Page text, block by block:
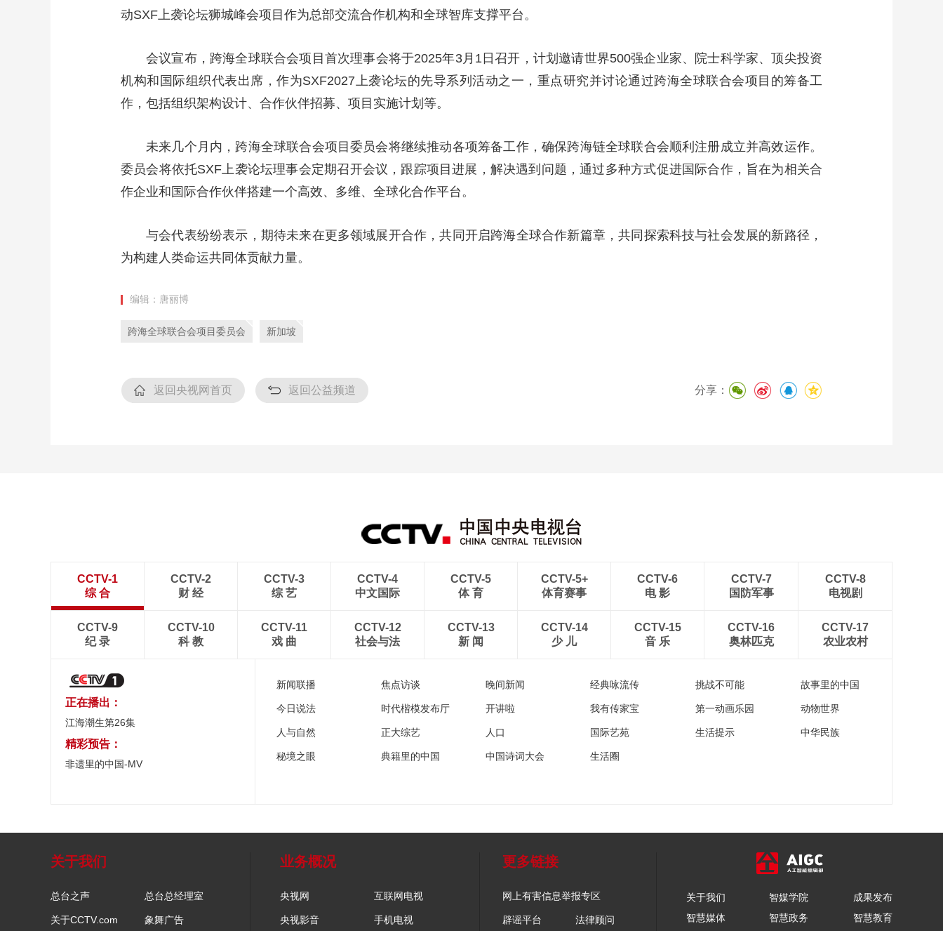
动SXF上袭论坛狮城峰会项目作为总部交流合作机构和全球智库支撑平台。
会议宣布，跨海全球联合会项目首次理事会将于2025年3月1日召开，计划邀请世界500强企业家、院士科学家、顶尖投资
机构和国际组织代表出席，作为SXF2027上袭论坛的先导系列活动之一，重点研究并讨论通过跨海全球联合会项目的筹备工
作，包括组织架构设计、合作伙伴招募、项目实施计划等。
未来几个月内，跨海全球联合会项目委员会将继续推动各项筹备工作，确保跨海链全球联合会顺利注册成立并高效运作。
委员会将依托SXF上袭论坛理事会定期召开会议，跟踪项目进展，解决遇到问题，通过多种方式促进国际合作，旨在为相关合
作企业和国际合作伙伴搭建一个高效、多维、全球化合作平台。
与会代表纷纷表示，期待未来在更多领域展开合作，共同开启跨海全球合作新篇章，共同探索科技与社会发展的新路径，
为构建人类命运共同体贡献力量。
编辑：唐丽博
跨海全球联合会项目委员会 新加坡
返回央视网首页 返回公益频道 分享：
CCTV-1
综 合
CCTV-2
财 经
CCTV-3
综 艺
CCTV-4
中文国际
CCTV-5
体 育
CCTV-5+
体育赛事
CCTV-6
电 影
CCTV-7
国防军事
CCTV-8
电视剧
CCTV-9
纪 录
CCTV-10
科 教
CCTV-11
戏 曲
CCTV-12
社会与法
CCTV-13
新 闻
CCTV-14
少 儿
CCTV-15
音 乐
CCTV-16
奥林匹克
CCTV-17
农业农村
正在播出：
江海潮生第26集
精彩预告：
非遗里的中国-MV
新闻联播 焦点访谈 晚间新闻 经典咏流传 挑战不可能 故事里的中国
今日说法 时代楷模发布厅 开讲啦 我有传家宝 第一动画乐园 动物世界
人与自然 正大综艺 人口 国际艺苑 生活提示 中华民族
秘境之眼 典籍里的中国 中国诗词大会 生活圈
关于我们
总台之声 总台总经理室
关于CCTV.com 象舞广告
业务概况
央视网 互联网电视
央视影音 手机电视
更多链接
网上有害信息举报专区
辟谣平台 法律顾问
关于我们 智媒学院
成果发布
智慧媒体
智慧政务 智慧教育